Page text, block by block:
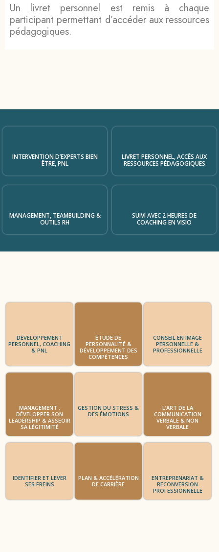
Un livret personnel est remis à chaque
participant permettant d’accéder aux ressources
pédagogiques.
INTERVENTION D’EXPERTS BIEN
ÊTRE, PNL
LIVRET PERSONNEL, ACCÈS AUX
RESSOURCES PÉDAGOGIQUES
MANAGEMENT, TEAMBUILDING &
OUTILS RH
SUIVI AVEC 2 HEURES DE
COACHING EN VISIO
DÉVELOPPEMENT
PERSONNEL, COACHING
& PNL
ÉTUDE DE
PERSONNALITÉ &
DÉVELOPPEMENT DES
COMPÉTENCES
CONSEIL EN IMAGE
PERSONNELLE &
PROFESSIONNELLE
MANAGEMENT :
DÉVELOPPER SON
LEADERSHIP & ASSEOIR
SA LÉGITIMITÉ
GESTION DU STRESS &
DES ÉMOTIONS
L’ART DE LA
COMMUNICATION
VERBALE & NON
VERBALE
IDENTIFIER ET LEVER
SES FREINS
PLAN & ACCÉLÉRATION
DE CARRIÈRE
ENTREPRENARIAT &
RECONVERSION
PROFESSIONNELLE